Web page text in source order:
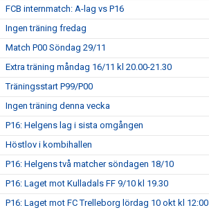
FCB internmatch: A-lag vs P16
Ingen träning fredag
Match P00 Söndag 29/11
Extra träning måndag 16/11 kl 20.00-21.30
Träningsstart P99/P00
Ingen träning denna vecka
P16: Helgens lag i sista omgången
Höstlov i kombihallen
P16: Helgens två matcher söndagen 18/10
P16: Laget mot Kulladals FF 9/10 kl 19.30
P16: Laget mot FC Trelleborg lördag 10 okt kl 12:00